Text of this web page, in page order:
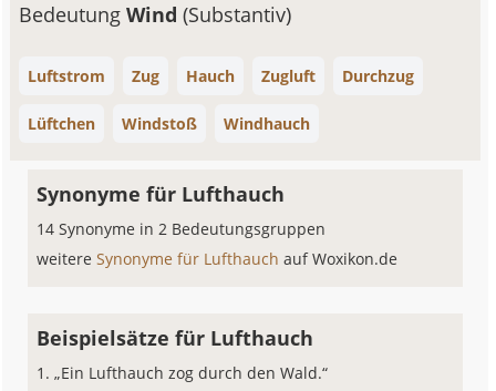
BedeutungWind(Substantiv)
Luftstrom Zug Hauch Zugluft Durchzug
Lüftchen Windstoß Windhauch
Synonyme für Lufthauch
14 Synonyme in 2 Bedeutungsgruppen
weitereSynonyme für Lufthauchauf Woxikon.de
Beispielsätze für Lufthauch
„Ein Lufthauch zog durch den Wald.“